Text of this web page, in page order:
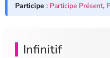
Participe : Participe Présent,
Infinitif